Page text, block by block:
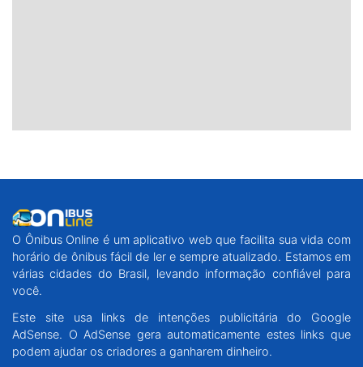
O Ônibus Online é um aplicativo web que facilita sua vida com
horário de ônibus fácil de ler e sempre atualizado. Estamos em
várias cidades do Brasil, levando informação confiável para
você.
Este site usa links de intenções publicitária do Google
AdSense. O AdSense gera automaticamente estes links que
podem ajudar os criadores a ganharem dinheiro.